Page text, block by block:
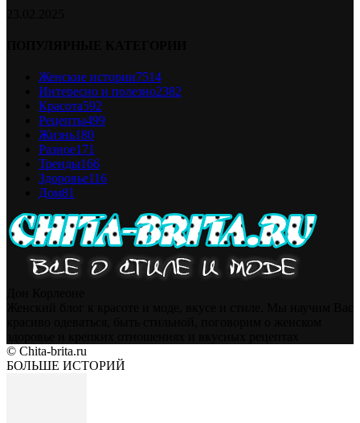
Женские истории7514
Интересно и полезно2382
Красота592
Рецепты499
Жизнь180
Разное171
Тренды166
Здоровье116
Дом81
© Chita-brita.ru
БОЛЬШЕ ИСТОРИЙ